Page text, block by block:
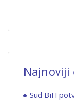
Najnoviji
Sud BiH